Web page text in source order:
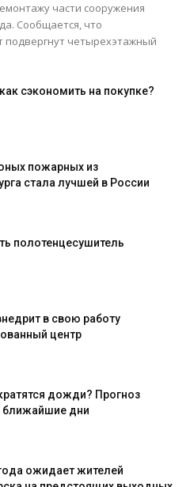
части сооружения
Сообщается, что
четырехэтажный
сэкономить на покупке?
пожарных из
стала лучшей в России
полотенцесушитель
в свою работу
центр
дожди? Прогноз
ближайшие дни
ожидает жителей